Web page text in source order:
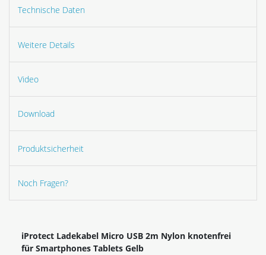
Technische Daten
Weitere Details
Video
Download
Produktsicherheit
Noch Fragen?
iProtect Ladekabel Micro USB 2m Nylon knotenfrei
für Smartphones Tablets Gelb